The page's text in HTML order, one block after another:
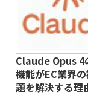
Claude Opus 4
機能がEC業界
題を解決する